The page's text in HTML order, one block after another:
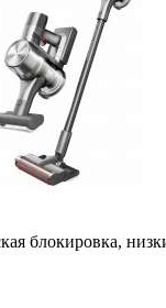
блокировка,